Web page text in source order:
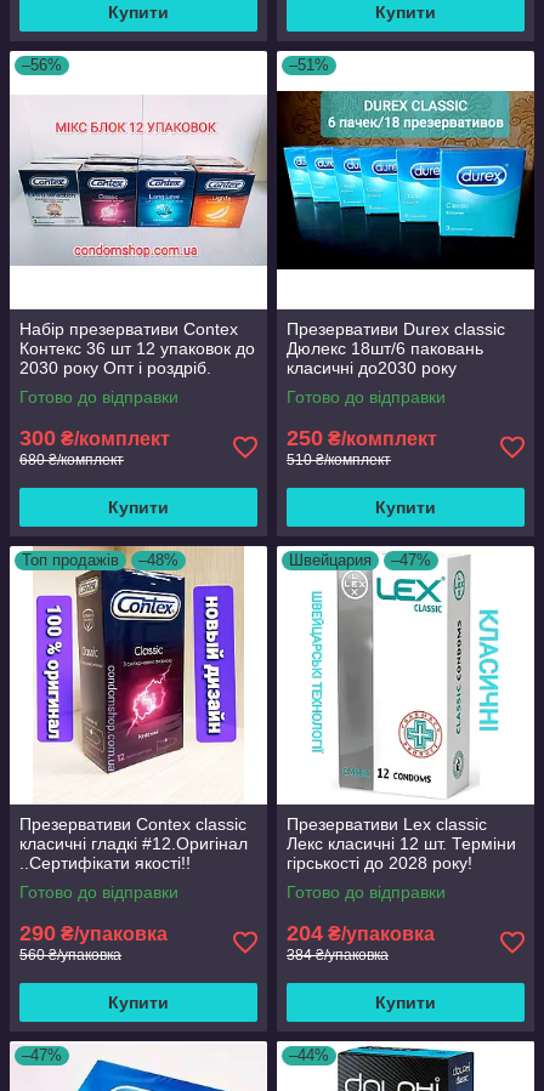
Купити Купити
–56%
Набір презервативи Contex
Контекс 36 шт 12 упаковок до
2030 року Опт і роздріб.
Готово до відправки
300 ₴/комплект
680 ₴/комплект
Купити
–51%
Презервативи Durex classic
Дюлекс 18шт/6 паковань
класичні до2030 року
Готово до відправки
250 ₴/комплект
510 ₴/комплект
Купити
Топ продажів –48%
Презервативи Contex classic
класичні гладкі #12.Оригінал
..Сертифікати якості!!
Готово до відправки
290 ₴/упаковка
560 ₴/упаковка
Купити
Швейцария –47%
Презервативи Lex classic
Лекс класичні 12 шт. Терміни
гірськості до 2028 року!
Сімейне паковання!
Готово до відправки
204 ₴/упаковка
384 ₴/упаковка
Купити
–47% –44%